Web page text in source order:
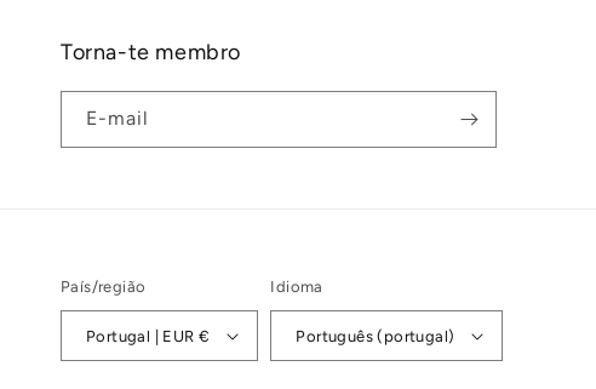
Torna-te membro
E-mail
País/região
Portugal | EUR €
Idioma
Português (portugal)